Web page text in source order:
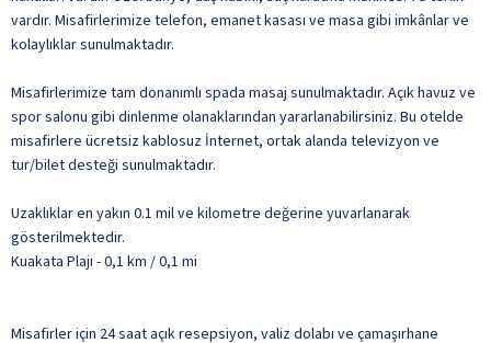
vardır. Misafirlerimize telefon, emanet kasası ve masa gibi imkânlar ve
kolaylıklar sunulmaktadır.
Misafirlerimize tam donanımlı spada masaj sunulmaktadır. Açık havuz ve
spor salonu gibi dinlenme olanaklarından yararlanabilirsiniz. Bu otelde
misafirlere ücretsiz kablosuz İnternet, ortak alanda televizyon ve
tur/bilet desteği sunulmaktadır.
Uzaklıklar en yakın 0.1 mil ve kilometre değerine yuvarlanarak
gösterilmektedir.
Kuakata Plajı - 0,1 km / 0,1 mi
Misafirler için 24 saat açık resepsiyon, valiz dolabı ve çamaşırhane